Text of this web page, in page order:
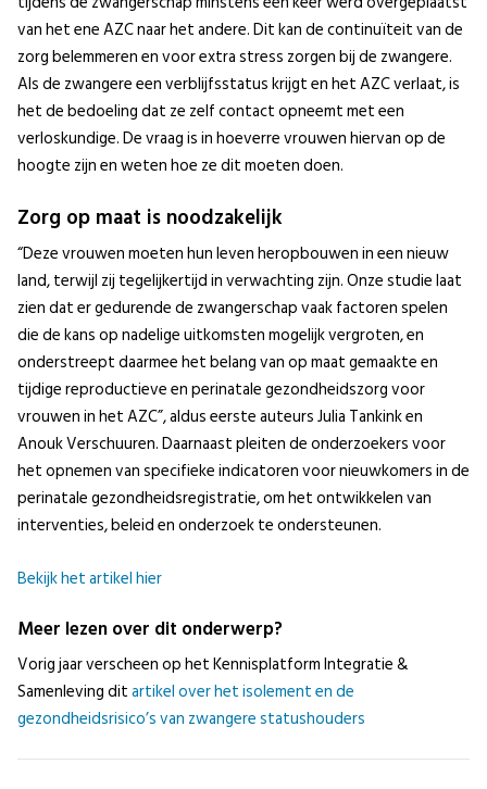
van het ene AZC naar het andere. Dit kan de continuïteit van de
zorg belemmeren en voor extra stress zorgen bij de zwangere.
Als de zwangere een verblijfsstatus krijgt en het AZC verlaat, is
het de bedoeling dat ze zelf contact opneemt met een
verloskundige. De vraag is in hoeverre vrouwen hiervan op de
hoogte zijn en weten hoe ze dit moeten doen.
Zorg op maat is noodzakelijk
“Deze vrouwen moeten hun leven heropbouwen in een nieuw
land, terwijl zij tegelijkertijd in verwachting zijn. Onze studie laat
zien dat er gedurende de zwangerschap vaak factoren spelen
die de kans op nadelige uitkomsten mogelijk vergroten, en
onderstreept daarmee het belang van op maat gemaakte en
tijdige reproductieve en perinatale gezondheidszorg voor
vrouwen in het AZC”, aldus eerste auteurs Julia Tankink en
Anouk Verschuuren. Daarnaast pleiten de onderzoekers voor
het opnemen van specifieke indicatoren voor nieuwkomers in de
perinatale gezondheidsregistratie, om het ontwikkelen van
interventies, beleid en onderzoek te ondersteunen.
Bekijk het artikel hier
Meer lezen over dit onderwerp?
Vorig jaar verscheen op het Kennisplatform Integratie &
Samenleving ditartikel over het isolement en de
gezondheidsrisico’s van zwangere statushouders